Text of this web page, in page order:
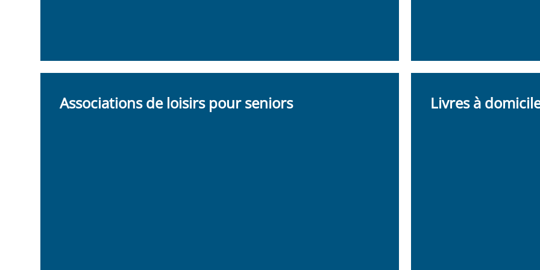
Associations de loisirs pour seniors Livres à